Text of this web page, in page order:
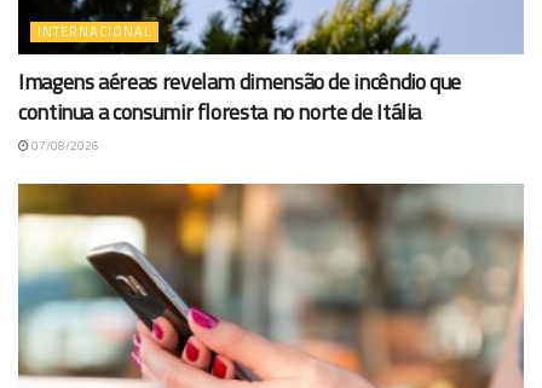
INTERNACIONAL
Imagens aéreas revelam dimensão de incêndio que
continua a consumir floresta no norte de Itália
07/08/2026